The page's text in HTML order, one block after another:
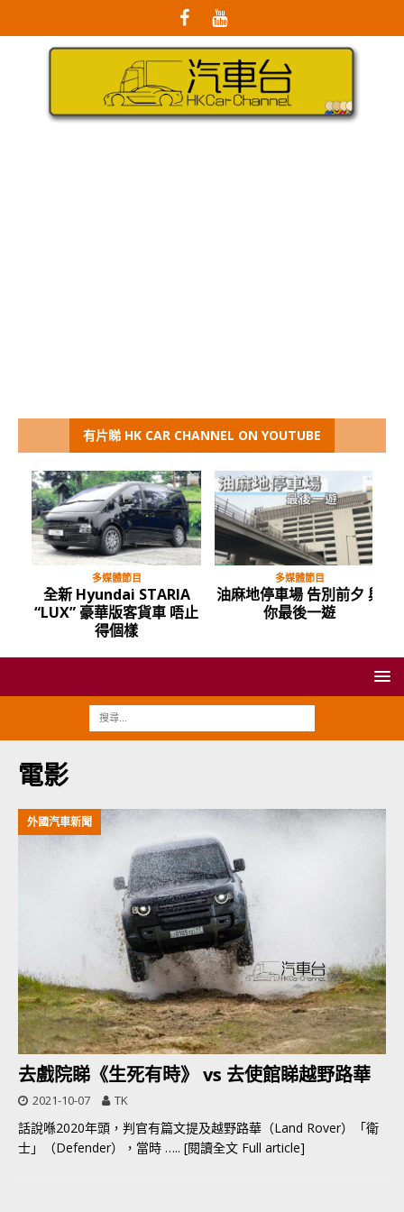
有片睇 HK CAR CHANNEL ON YOUTUBE
多媒體節目
全新 Hyundai STARIA
“LUX” 豪華版客貨車 唔止
得個樣
多媒體節目
油麻地停車場 告別前夕 與
你最後一遊
電影
外國汽車新聞
去戲院睇《生死有時》 vs 去使館睇越野路華
2021-10-07 TK
話說喺2020年頭，判官有篇文提及越野路華（Land Rover）「衛
士」（Defender），當時 ….. [閱讀全文 Full article]